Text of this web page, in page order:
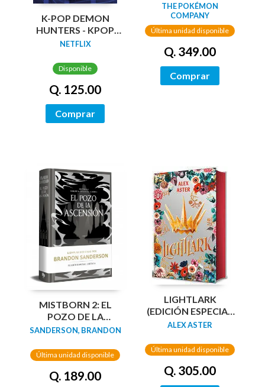
K-POP DEMON
HUNTERS - KPOP
DEMON HUNTERS:
OFICIAL
NETFLIX
Disponible
Q. 125.00
Comprar
THE POKÉMON
COMPANY
Última unidad disponible
Q. 349.00
Comprar
MISTBORN 2: EL
POZO DE LA
ASCENSION
SANDERSON, BRANDON
Última unidad disponible
Q. 189.00
LIGHTLARK
(EDICIÓN ESPECIAL
CANTOS
ALEX ASTER
Última unidad disponible
Q. 305.00